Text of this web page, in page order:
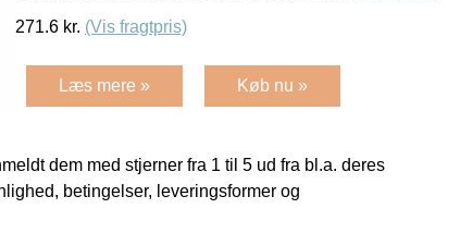
271.6 kr. (Vis fragtpris)
Læs mere » Køb nu »
dem med stjerner fra 1 til 5 ud fra bl.a. deres
betingelser, leveringsformer og